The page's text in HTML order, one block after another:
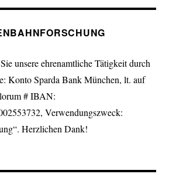
unsere ehrenamtliche Tätigkeit durch
Konto Sparda Bank München, lt. auf
# IBAN:
Verwendungszweck:
Herzlichen Dank!